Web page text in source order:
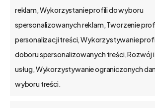
reklam, Wykorzystanie profili do wyboru
spersonalizowanych reklam, Tworzenie
personalizacji treści, Wykorzystywanie
doboru spersonalizowanych treści, Rozwój
usług, Wykorzystywanie ograniczonych
wyboru treści.